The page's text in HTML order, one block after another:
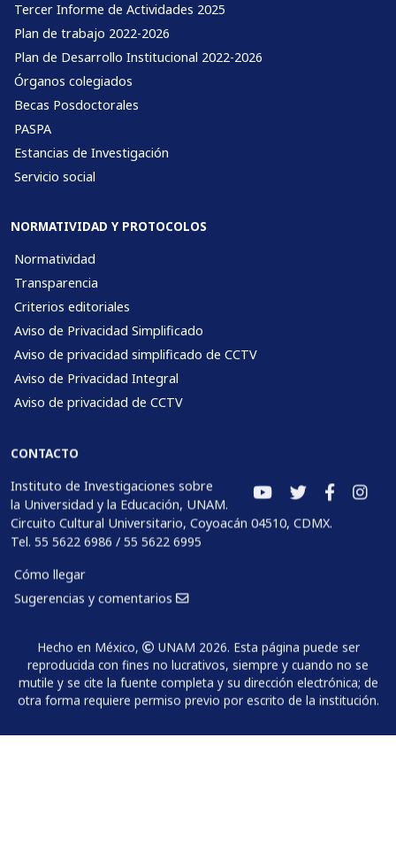
Tercer Informe de Actividades 2025
Plan de trabajo 2022-2026
Plan de Desarrollo Institucional 2022-2026
Órganos colegiados
Becas Posdoctorales
PASPA
Estancias de Investigación
Servicio social
NORMATIVIDAD Y PROTOCOLOS
Normatividad
Transparencia
Criterios editoriales
Aviso de Privacidad Simplificado
Aviso de privacidad simplificado de CCTV
Aviso de Privacidad Integral
Aviso de privacidad de CCTV
CONTACTO
Instituto de Investigaciones sobre
la Universidad y la Educación, UNAM.
Circuito Cultural Universitario, Coyoacán 04510, CDMX.
Tel. 55 5622 6986 / 55 5622 6995
Cómo llegar
Sugerencias y comentarios
Hecho en México,
UNAM 2026. Esta página puede ser
reproducida con fines no lucrativos, siempre y cuando no se
mutile y se cite la fuente completa y su dirección electrónica; de
otra forma requiere permiso previo por escrito de la institución.